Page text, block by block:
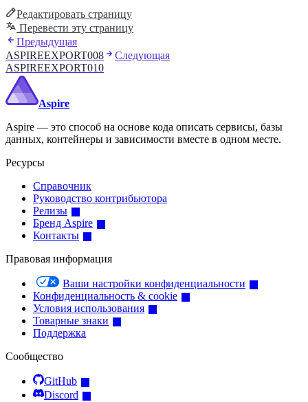
Редактировать страницу
Перевести эту страницу
Предыдущая
ASPIREEXPORT008
Следующая
ASPIREEXPORT010
Aspire
Aspire — это способ на основе кода описать сервисы, базы
данных, контейнеры и зависимости вместе в одном месте.
Ресурсы
Справочник
Руководство контрибьютора
Релизы
Бренд Aspire
Контакты
Правовая информация
Ваши настройки конфиденциальности
Конфиденциальность & cookie
Условия использования
Товарные знаки
Поддержка
Сообщество
GitHub
Discord